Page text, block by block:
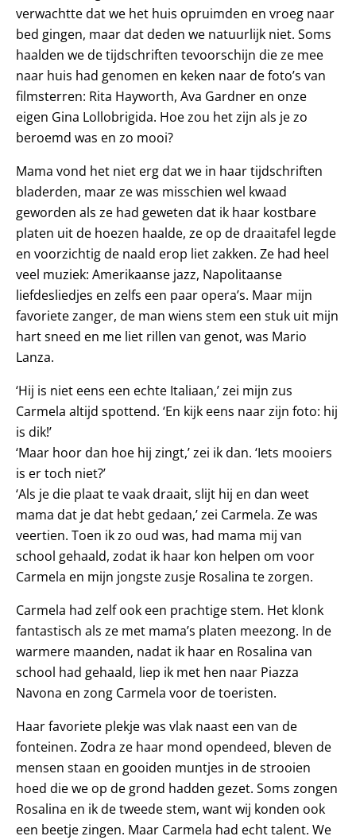
verwachtte dat we het huis opruimden en vroeg naar
bed gingen, maar dat deden we natuurlijk niet. Soms
haalden we de tijdschriften tevoorschijn die ze mee
naar huis had genomen en keken naar de foto’s van
filmsterren: Rita Hayworth, Ava Gardner en onze
eigen Gina Lollobrigida. Hoe zou het zijn als je zo
beroemd was en zo mooi?
Mama vond het niet erg dat we in haar tijdschriften
bladerden, maar ze was misschien wel kwaad
geworden als ze had geweten dat ik haar kostbare
platen uit de hoezen haalde, ze op de draaitafel legde
en voorzichtig de naald erop liet zakken. Ze had heel
veel muziek: Amerikaanse jazz, Napolitaanse
liefdesliedjes en zelfs een paar opera’s. Maar mijn
favoriete zanger, de man wiens stem een stuk uit mijn
hart sneed en me liet rillen van genot, was Mario
Lanza.
‘Hij is niet eens een echte Italiaan,’ zei mijn zus
Carmela altijd spottend. ‘En kijk eens naar zijn foto: hij
is dik!’
‘Maar hoor dan hoe hij zingt,’ zei ik dan. ‘Iets mooiers
is er toch niet?’
‘Als je die plaat te vaak draait, slijt hij en dan weet
mama dat je dat hebt gedaan,’ zei Carmela. Ze was
veertien. Toen ik zo oud was, had mama mij van
school gehaald, zodat ik haar kon helpen om voor
Carmela en mijn jongste zusje Rosalina te zorgen.
Carmela had zelf ook een prachtige stem. Het klonk
fantastisch als ze met mama’s platen meezong. In de
warmere maanden, nadat ik haar en Rosalina van
school had gehaald, liep ik met hen naar Piazza
Navona en zong Carmela voor de toeristen.
Haar favoriete plekje was vlak naast een van de
fonteinen. Zodra ze haar mond opendeed, bleven de
mensen staan en gooiden muntjes in de strooien
hoed die we op de grond hadden gezet. Soms zongen
Rosalina en ik de tweede stem, want wij konden ook
een beetje zingen. Maar Carmela had echt talent. We